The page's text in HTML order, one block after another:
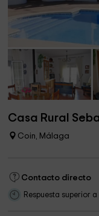
Casa Rural
Coin, Málaga
Contacto directo
Respuesta superior a